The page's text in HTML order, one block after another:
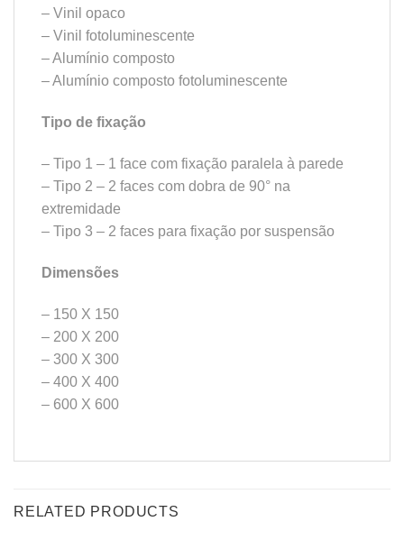
– Vinil opaco
– Vinil fotoluminescente
– Alumínio composto
– Alumínio composto fotoluminescente
Tipo de fixação
– Tipo 1 – 1 face com fixação paralela à parede
– Tipo 2 – 2 faces com dobra de 90° na
extremidade
– Tipo 3 – 2 faces para fixação por suspensão
Dimensões
– 150 X 150
– 200 X 200
– 300 X 300
– 400 X 400
– 600 X 600
RELATED PRODUCTS